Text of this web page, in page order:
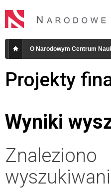
O Narodowym Centrum
Projekty
Wyniki